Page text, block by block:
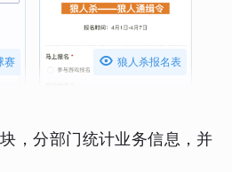
赛  狼人杀报名表
，分部门统计业务信息，并